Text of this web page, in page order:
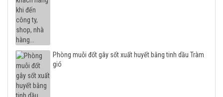
Phòng muỗi đốt gây sốt xuất huyết bằng tinh dầu Tràm
gió